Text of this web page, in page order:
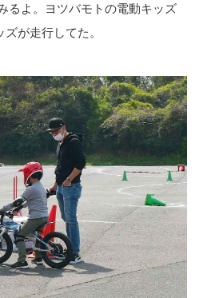
るよ。ヨツバモトの電動キッズ
が走行してた。